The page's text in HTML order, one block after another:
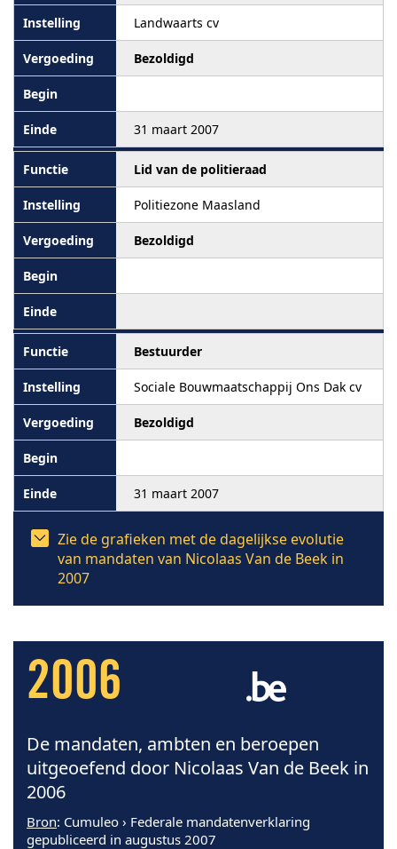
Landwaarts cv
Bezoldigd
31 maart 2007
Lid van de politieraad
Politiezone Maasland
Bezoldigd
Bestuurder
Sociale Bouwmaatschappij Ons Dak cv
Bezoldigd
31 maart 2007
Zie de grafieken met de dagelijkse evolutie
van mandaten van Nicolaas Van de Beek in
2007
2006
De mandaten, ambten en beroepen
uitgeoefend door Nicolaas Van de Beek in
2006
Bron: Cumuleo › Federale mandatenverklaring
gepubliceerd in augustus 2007